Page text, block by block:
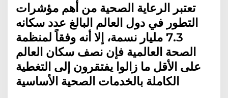
تعتبر الرعاية الصحية من أهم مؤشرات
التطور في دول العالم البالغ عدد سكانه
7.3 مليار نسمة، إلا أنه وفقاً لمنظمة
الصحة العالمية فإن نصف سكان العالم
على الأقل ما زالوا يفتقرون إلى التغطية
الكاملة بالخدمات الصحية الأساسية